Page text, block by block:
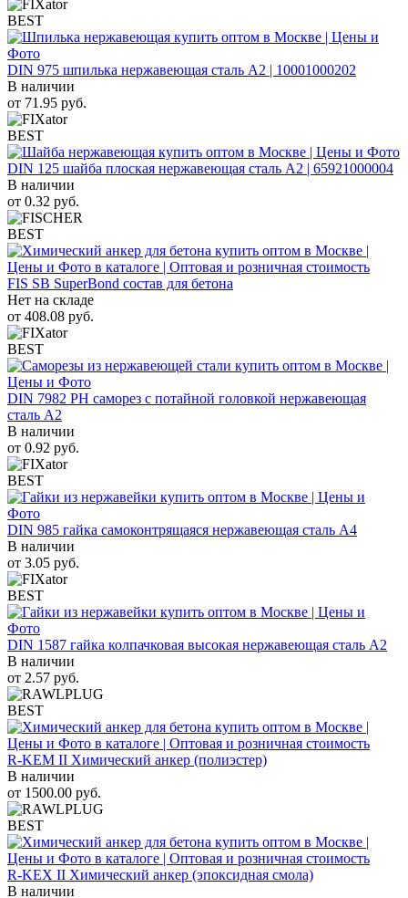
BEST
DIN 975 шпилька нержавеющая сталь A2 | 10001000202
В наличии
от 71.95 руб.
BEST
DIN 125 шайба плоская нержавеющая сталь A2 | 65921000004
В наличии
от 0.32 руб.
BEST
FIS SB SuperBond состав для бетона
Нет на складе
от 408.08 руб.
BEST
DIN 7982 PH саморез с потайной головкой нержавеющая
сталь A2
В наличии
от 0.92 руб.
BEST
DIN 985 гайка самоконтрящаяся нержавеющая сталь A4
В наличии
от 3.05 руб.
BEST
DIN 1587 гайка колпачковая высокая нержавеющая сталь А2
В наличии
от 2.57 руб.
BEST
R-KEM II Химический анкер (полиэстер)
В наличии
от 1500.00 руб.
BEST
R-KEX II Химический анкер (эпоксидная смола)
В наличии